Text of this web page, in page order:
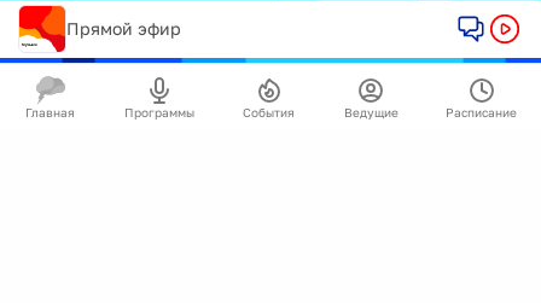
Прямой эфир
Главная Программы События Ведущие Расписание